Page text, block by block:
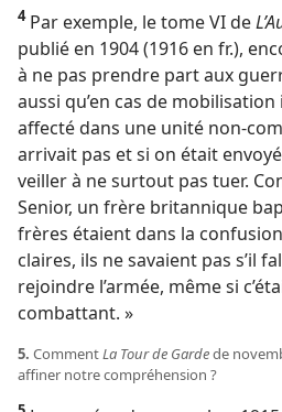
4Par exemple, le tome VI de
publié en 1904 (1916 en fr.),
à ne pas prendre part aux
aussi qu’en cas de
affecté dans une unité non-
arrivait pas et si on était
veiller à ne surtout pas tuer.
Senior, un frère britannique
frères étaient dans la
claires, ils ne savaient pas s’il
rejoindre l’armée, même si
combattant. »
5. CommentLa Tour de Gardede
affiner notre compréhension ?